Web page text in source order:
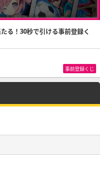
る！30秒で引ける事前登録く
事前登録くじ